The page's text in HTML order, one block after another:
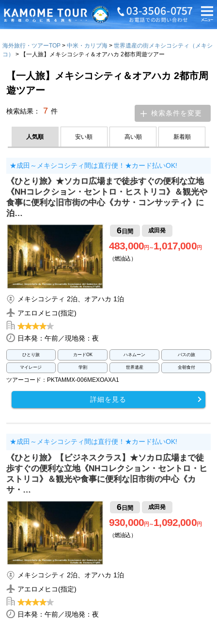
海外旅行・ツアーTOP 中米・カリブ海
世界遺産の街メキシコシティ（メキシ
コ）
【一人旅】メキシコシティ＆オアハカ 2都市周遊ツアー
【一人旅】メキシコシティ＆オアハカ 2都市周
遊ツアー
検索結果： 7 件 検索条件を変更
人気順 安い順 高い順 新着順
★成田～メキシコシティ間は直行便！★カード払いOK!
《ひとり旅》★ソカロ広場まで徒歩すぐの便利な立地
《NHコレクション・セントロ・ヒストリコ》＆観光や
食事に便利な旧市街の中心《カサ・コンサッティ》に
泊…
6日間 成田発
483,000円～1,017,000円
（燃油込）
メキシコシティ 2泊、オアハカ 1泊
アエロメヒコ(指定)
日本発：午前／現地発：夜
ひとり旅 カードOK ハネムーン バスの旅
マイレージ 学割 世界遺産 全朝食付
ツアーコード：PKTAMMX-006MEXOAXA1
詳細を見る
★成田～メキシコシティ間は直行便！★カード払いOK!
《ひとり旅》【ビジネスクラス】★ソカロ広場まで徒
歩すぐの便利な立地《NHコレクション・セントロ・ヒ
ストリコ》＆観光や食事に便利な旧市街の中心《カ
サ・…
6日間 成田発
930,000円～1,092,000円
（燃油込）
メキシコシティ 2泊、オアハカ 1泊
アエロメヒコ(指定)
日本発：午前／現地発：夜